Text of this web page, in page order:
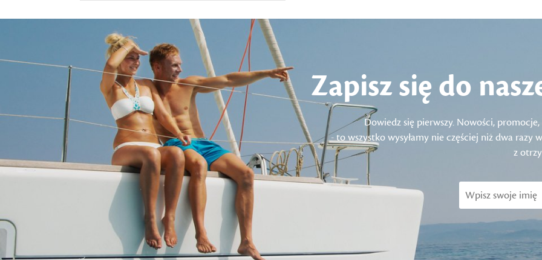
Zapisz się do
Dowiedz się pierwszy. Nowości,
- to wszystko wysyłamy nie częściej niż dwa razy
z